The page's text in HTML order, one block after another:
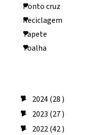
Ponto cruz
Reciclagem
Tapete
Toalha
► 2024(28 )
► 2023 (27 )
► 2022(42 )